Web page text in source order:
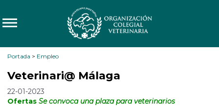
Portada > Empleo
Veterinari@ Málaga
22-01-2023
Ofertas Se convoca una plaza para veterinarios